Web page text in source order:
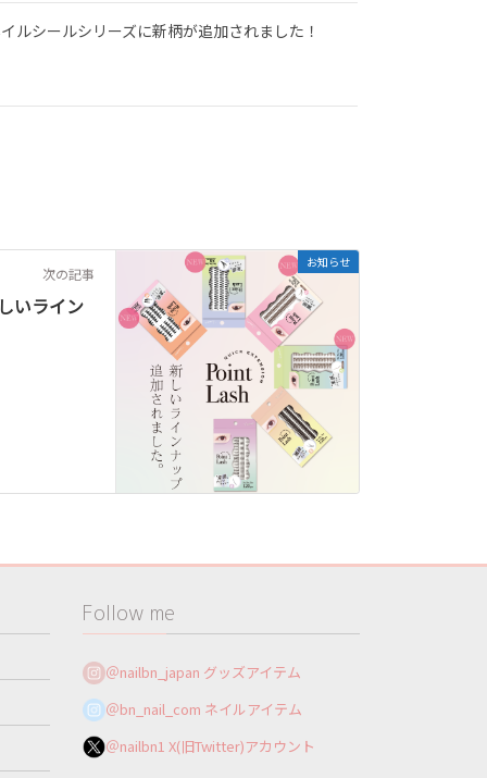
ルシールシリーズに新柄が追加されました！
お知らせ
次の記事
いライン
Follow me
＠nailbn_japan グッズアイテム
＠bn_nail_com ネイルアイテム
＠nailbn1 X(旧Twitter)アカウント